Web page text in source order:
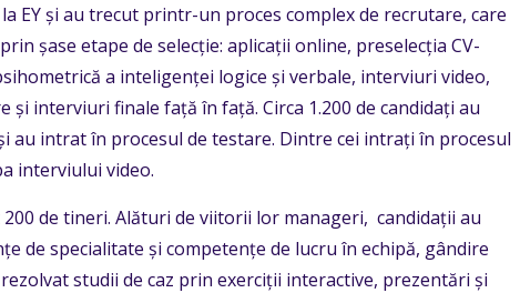
EY și au trecut printr-un proces complex de recrutare, care
șase etape de selecție: aplicații online, preselecția CV-
a inteligenței logice și verbale, interviuri video,
interviuri finale față în față. Circa 1.200 de candidați au
au intrat în procesul de testare. Dintre cei intrați în procesul
interviului video.
de tineri. Alături de viitorii lor manageri, candidații au
de specialitate și competențe de lucru în echipă, gândire
studii de caz prin exerciții interactive, prezentări și